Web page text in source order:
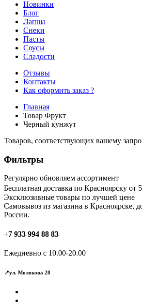
Новинки
Блог
Лапша
Снеки
Пасты
Соусы
Сладости
Отзывы
Контакты
Как оформить заказ ?
Главная
Товар Фрукт
Черный кунжут
Товаров, соответствующих вашему
Фильтры
Регулярно обновляем ассортимент
Бесплатная доставка по Красноярску от
Эксклюзивные товары по лучшей цене
Самовывоз из магазина в Красноярске,
России.
+7 933 994 88 83
Ежедневно с 10.00-20.00
📍ул. Молокова 28